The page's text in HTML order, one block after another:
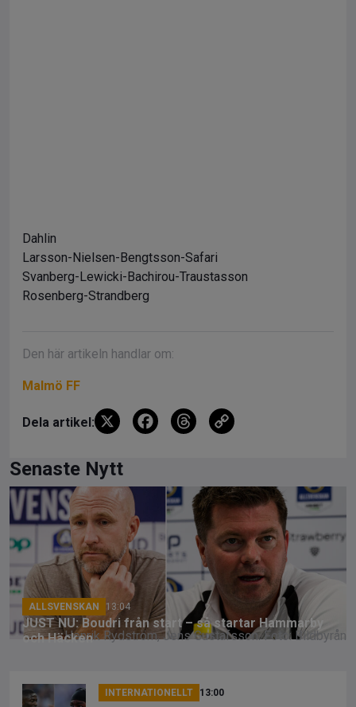
Dahlin
Larsson-Nielsen-Bengtsson-Safari
Svanberg-Lewicki-Bachirou-Traustasson
Rosenberg-Strandberg
Den här artikeln handlar om:
Malmö FF
Dela artikel: X
F
b
o
o
k
T
a
d
s
Li
n
k
Senaste Nytt
Henrik Rydström, Jens Gustafsson. Foto: Bildbyrån
ALLSVENSKAN 13:04
JUST NU: Boudri från start – så startar Hammarby
och Häcken
INTERNATIONELLT 13:00